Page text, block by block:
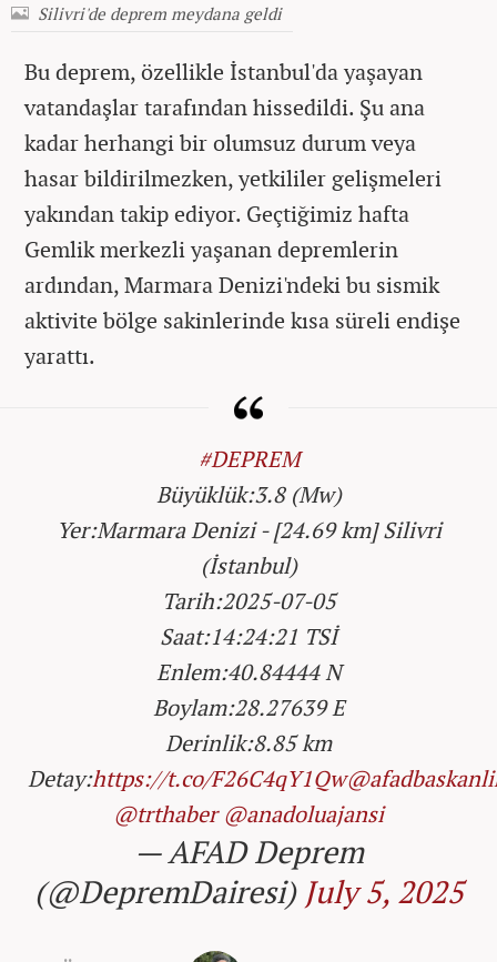
Silivri'de deprem meydana geldi
Bu deprem, özellikle İstanbul'da yaşayan
vatandaşlar tarafından hissedildi. Şu ana
kadar herhangi bir olumsuz durum veya
hasar bildirilmezken, yetkililer gelişmeleri
yakından takip ediyor. Geçtiğimiz hafta
Gemlik merkezli yaşanan depremlerin
ardından, Marmara Denizi'ndeki bu sismik
aktivite bölge sakinlerinde kısa süreli endişe
yarattı.
#DEPREM
Büyüklük:3.8 (Mw)
Yer:Marmara Denizi - [24.69 km] Silivri
(İstanbul)
Tarih:2025-07-05
Saat:14:24:21 TSİ
Enlem:40.84444 N
Boylam:28.27639 E
Derinlik:8.85 km
Detay:https://t.co/F26C4qY1Qw
@trthaber @anadoluajansi
— AFAD Deprem
(@DepremDairesi) July 5, 2025